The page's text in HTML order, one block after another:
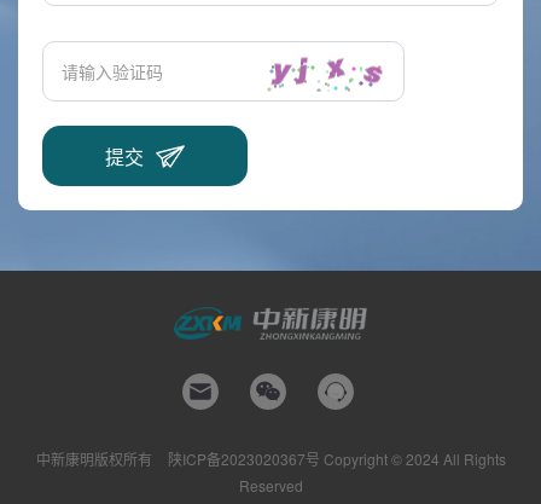
中新康明版权所有 陕ICP备2023020367号 Copyright © 2024 All Rights
Reserved